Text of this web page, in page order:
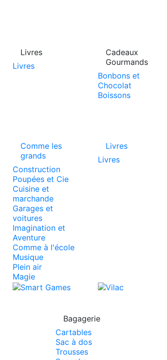
Livres
Livres
Cadeaux
Gourmands
Bonbons et
Chocolat
Boissons
Comme les
grands
Construction
Poupées et Cie
Cuisine et
marchande
Garages et
voitures
Imagination et
Aventure
Comme à l'école
Musique
Plein air
Magie
Livres
Livres
Bagagerie
Cartables
Sac à dos
Trousses